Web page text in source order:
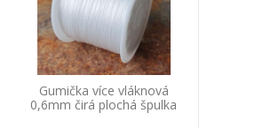
Gumička více vláknová
0,6mm čirá plochá špulka
44m